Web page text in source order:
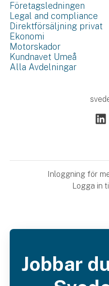
Företagsledningen
Legal and compliance
Direktförsäljning privat
Ekonomi
Motorskador
Kundnavet Umeå
Alla Avdelningar
Inloggning för
Logga in
Jobbar